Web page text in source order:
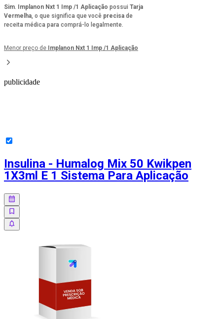
Sim. Implanon Nxt 1 Imp /1 Aplicação possui Tarja
Vermelha, o que significa que você precisa de
receita médica para comprá-lo legalmente.
Menor preço de Implanon Nxt 1 Imp /1 Aplicação
publicidade
Insulina - Humalog Mix 50 Kwikpen
1X3ml E 1 Sistema Para Aplicação